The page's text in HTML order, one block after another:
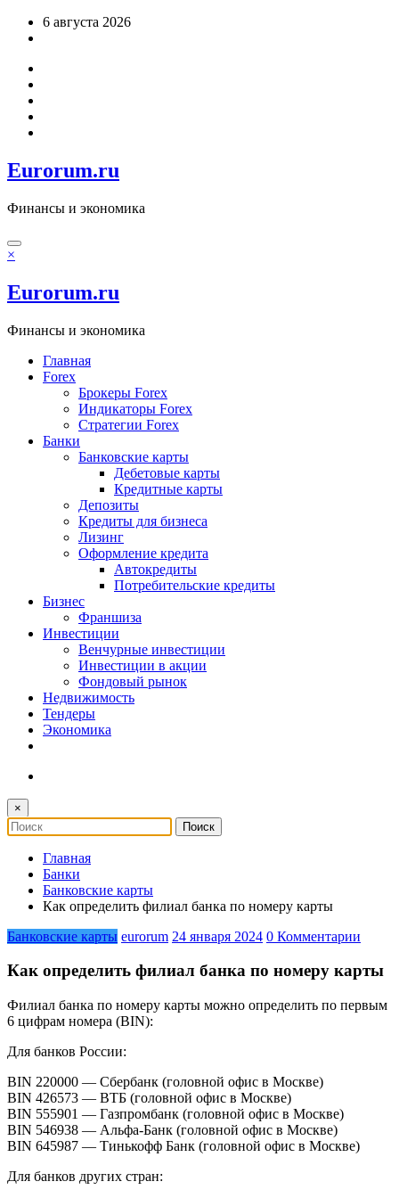
Перейти6 августа 2026
Eurorum.ru
Финансы и экономика
×
Eurorum.ru
Финансы и экономика
Главная
Forex
Брокеры Forex
Индикаторы Forex
Стратегии Forex
Банки
Банковские карты
Дебетовые карты
Кредитные карты
Депозиты
Кредиты для бизнеса
Лизинг
Оформление кредита
Автокредиты
Потребительские кредиты
Бизнес
Франшиза
Инвестиции
Венчурные инвестиции
Инвестиции в акции
Фондовый рынок
Недвижимость
Тендеры
Экономика
×
Главная
Банки
Банковские карты
Как определить филиал банка по номеру карты
Банковские карты eurorum 24 января 2024 0 Комментарии
Как определить филиал банка по номеру карты
Филиал банка по номеру карты можно определить по первым
6 цифрам номера (BIN):
Для банков России:
BIN 220000 — Сбербанк (головной офис в Москве)
BIN 426573 — ВТБ (головной офис в Москве)
BIN 555901 — Газпромбанк (головной офис в Москве)
BIN 546938 — Альфа-Банк (головной офис в Москве)
BIN 645987 — Тинькофф Банк (головной офис в Москве)
Для банков других стран: